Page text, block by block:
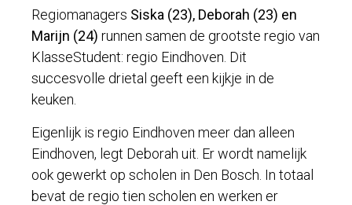
Regiomanagers Siska (23), Deborah (23) en
Marijn (24) runnen samen de grootste regio van
KlasseStudent: regio Eindhoven. Dit
succesvolle drietal geeft een kijkje in de
keuken.
Eigenlijk is regio Eindhoven meer dan alleen
Eindhoven, legt Deborah uit. Er wordt namelijk
ook gewerkt op scholen in Den Bosch. In totaal
bevat de regio tien scholen en werken er